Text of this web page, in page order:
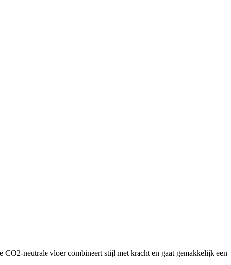
neutrale vloer combineert stijl met kracht en gaat gemakkelijk een